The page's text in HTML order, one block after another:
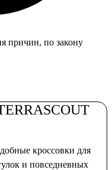
причин, по закону
кроссовки для
и повседневных